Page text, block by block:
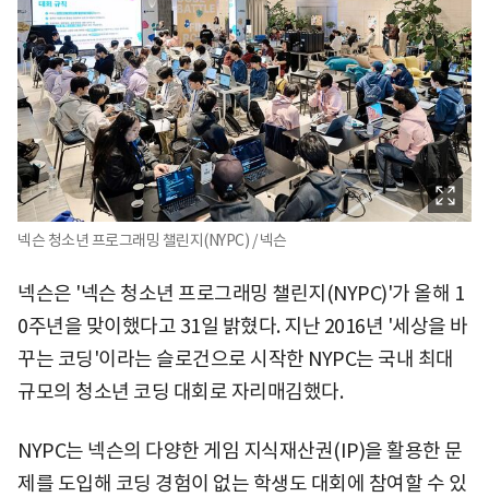
넥슨 청소년 프로그래밍 챌린지(NYPC) / 넥슨
넥슨은 '넥슨 청소년 프로그래밍 챌린지(NYPC)'가 올해 1
0주년을 맞이했다고 31일 밝혔다. 지난 2016년 '세상을 바
꾸는 코딩'이라는 슬로건으로 시작한 NYPC는 국내 최대
규모의 청소년 코딩 대회로 자리매김했다.
NYPC는 넥슨의 다양한 게임 지식재산권(IP)을 활용한 문
제를 도입해 코딩 경험이 없는 학생도 대회에 참여할 수 있